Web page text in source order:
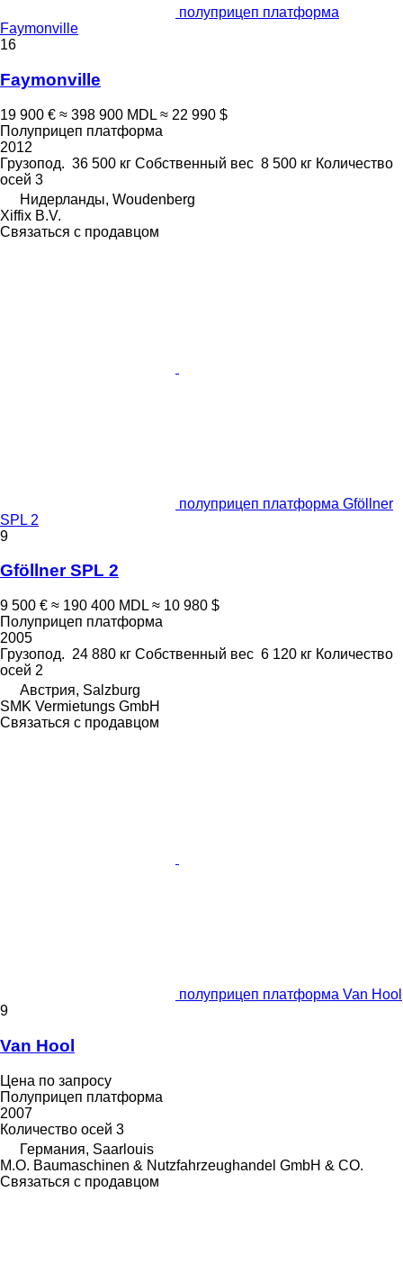
полуприцеп платформа
Faymonville
16
Faymonville
19 900 € ≈ 398 900 MDL ≈ 22 990 $
Полуприцеп платформа
2012
Грузопод. 36 500 кг Собственный вес 8 500 кг Количество
осей 3
Нидерланды, Woudenberg
Xiffix B.V.
Связаться с продавцом
полуприцеп платформа Gföllner
SPL 2
9
Gföllner SPL 2
9 500 € ≈ 190 400 MDL ≈ 10 980 $
Полуприцеп платформа
2005
Грузопод. 24 880 кг Собственный вес 6 120 кг Количество
осей 2
Австрия, Salzburg
SMK Vermietungs GmbH
Связаться с продавцом
полуприцеп платформа Van Hool
9
Van Hool
Цена по запросу
Полуприцеп платформа
2007
Количество осей 3
Германия, Saarlouis
M.O. Baumaschinen & Nutzfahrzeughandel GmbH & CO.
Связаться с продавцом